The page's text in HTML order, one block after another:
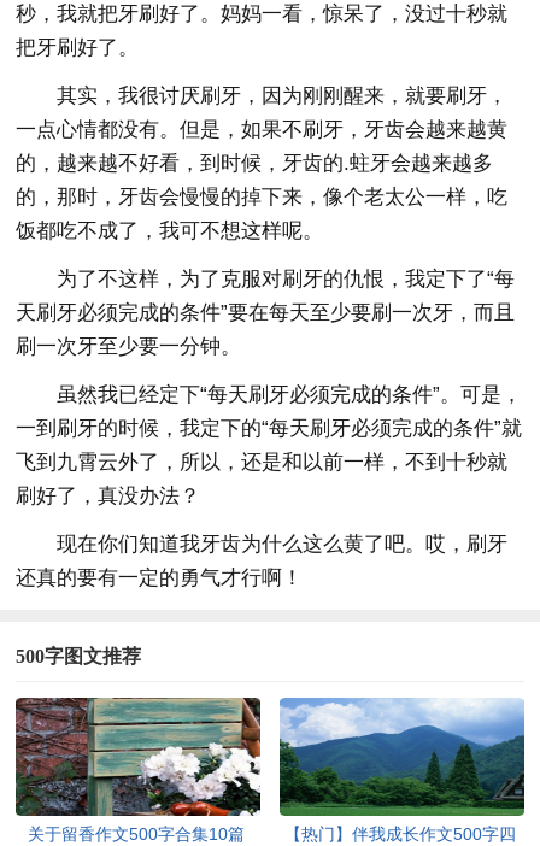
秒，我就把牙刷好了。妈妈一看，惊呆了，没过十秒就
把牙刷好了。
其实，我很讨厌刷牙，因为刚刚醒来，就要刷牙，
一点心情都没有。但是，如果不刷牙，牙齿会越来越黄
的，越来越不好看，到时候，牙齿的.蛀牙会越来越多
的，那时，牙齿会慢慢的掉下来，像个老太公一样，吃
饭都吃不成了，我可不想这样呢。
为了不这样，为了克服对刷牙的仇恨，我定下了“每
天刷牙必须完成的条件”要在每天至少要刷一次牙，而且
刷一次牙至少要一分钟。
虽然我已经定下“每天刷牙必须完成的条件”。可是，
一到刷牙的时候，我定下的“每天刷牙必须完成的条件”就
飞到九霄云外了，所以，还是和以前一样，不到十秒就
刷好了，真没办法？
现在你们知道我牙齿为什么这么黄了吧。哎，刷牙
还真的要有一定的勇气才行啊！
500字图文推荐
关于留香作文500字合集10篇 【热门】伴我成长作文500字四